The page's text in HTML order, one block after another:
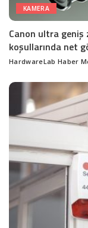
KAMERA
Canon ultra
koşullarında net
Posted
HardwareLab Haber